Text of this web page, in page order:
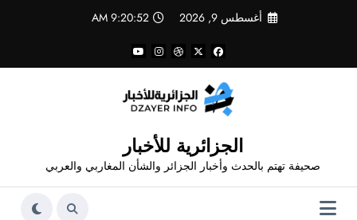
أغسطس 9, 2026 9:20:52 AM
الجزائرية للأخبار
صحيفة تهتم بالحدث وأخبار الجزائر والشأن المغاربي والعربي